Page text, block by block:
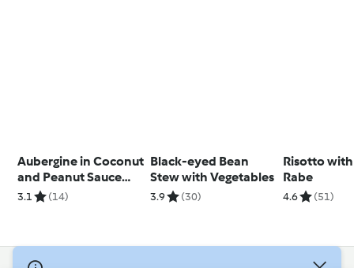
Aubergine in Coconut
and Peanut Sauce
with Basmati Rice
3.1 (14)
Black-eyed Bean
Stew with Vegetables
3.9 (30)
Risotto
Rabe
4.6 (51)